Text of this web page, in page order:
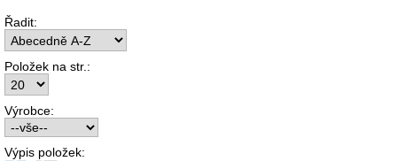
Řadit:
Položek na str.:
Výrobce:
Výpis položek: